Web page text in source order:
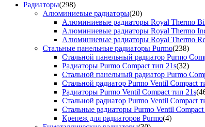
Радиаторы(298)
Алюминиевые радиаторы(20)
Алюминиевые радиаторы Royal Thermo
Алюминиевые радиаторы Royal Thermo
Алюминиевые радиаторы Royal Thermo
Стальные панельные радиаторы Purmo(238)
Стальной панельный радиатор Purmo
Радиаторы Purmo Compact тип 21s(32)
Стальной панельный радиатор Purmo
Стальной радиатор Purmo Ventil Compact
Радиаторы Purmo Ventil Compact тип 21s
Стальной радиатор Purmo Ventil Compact
Стальные радиаторы Purmo Ventil
Крепеж для радиаторов Purmo(4)